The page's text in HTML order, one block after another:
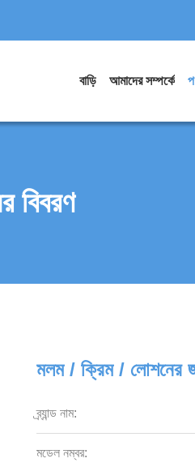
বাড়ি আমাদের সম্পর্কে
বিবরণ
মলম / ক্রিম / লোশনের
ব্র্যান্ড নাম:
মডেল নম্বর: